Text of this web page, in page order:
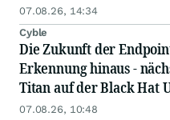
07.08.26, 14:34
Cyble
Die Zukunft der
Erkennung hinaus -
Titan auf der Black Hat
07.08.26, 10:48